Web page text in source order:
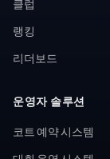
클럽
랭킹
리더보드
운영자 솔루션
코트 예약 시스템